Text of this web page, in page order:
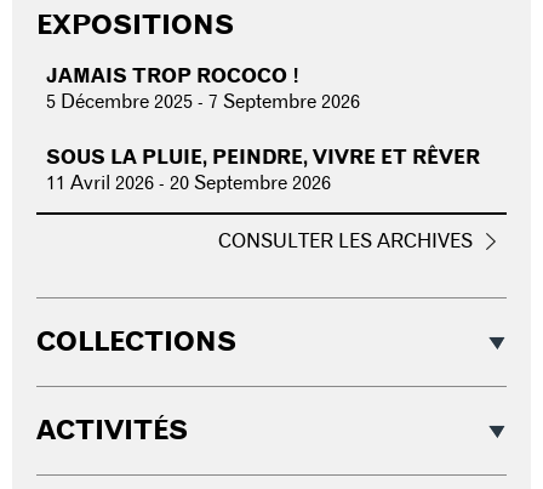
EXPOSITIONS
JAMAIS TROP ROCOCO !
5 Décembre 2025- 7 Septembre 2026
SOUS LA PLUIE, PEINDRE, VIVRE ET RÊVER
11 Avril 2026- 20 Septembre 2026
CONSULTER LES ARCHIVES
COLLECTIONS
ACTIVITÉS